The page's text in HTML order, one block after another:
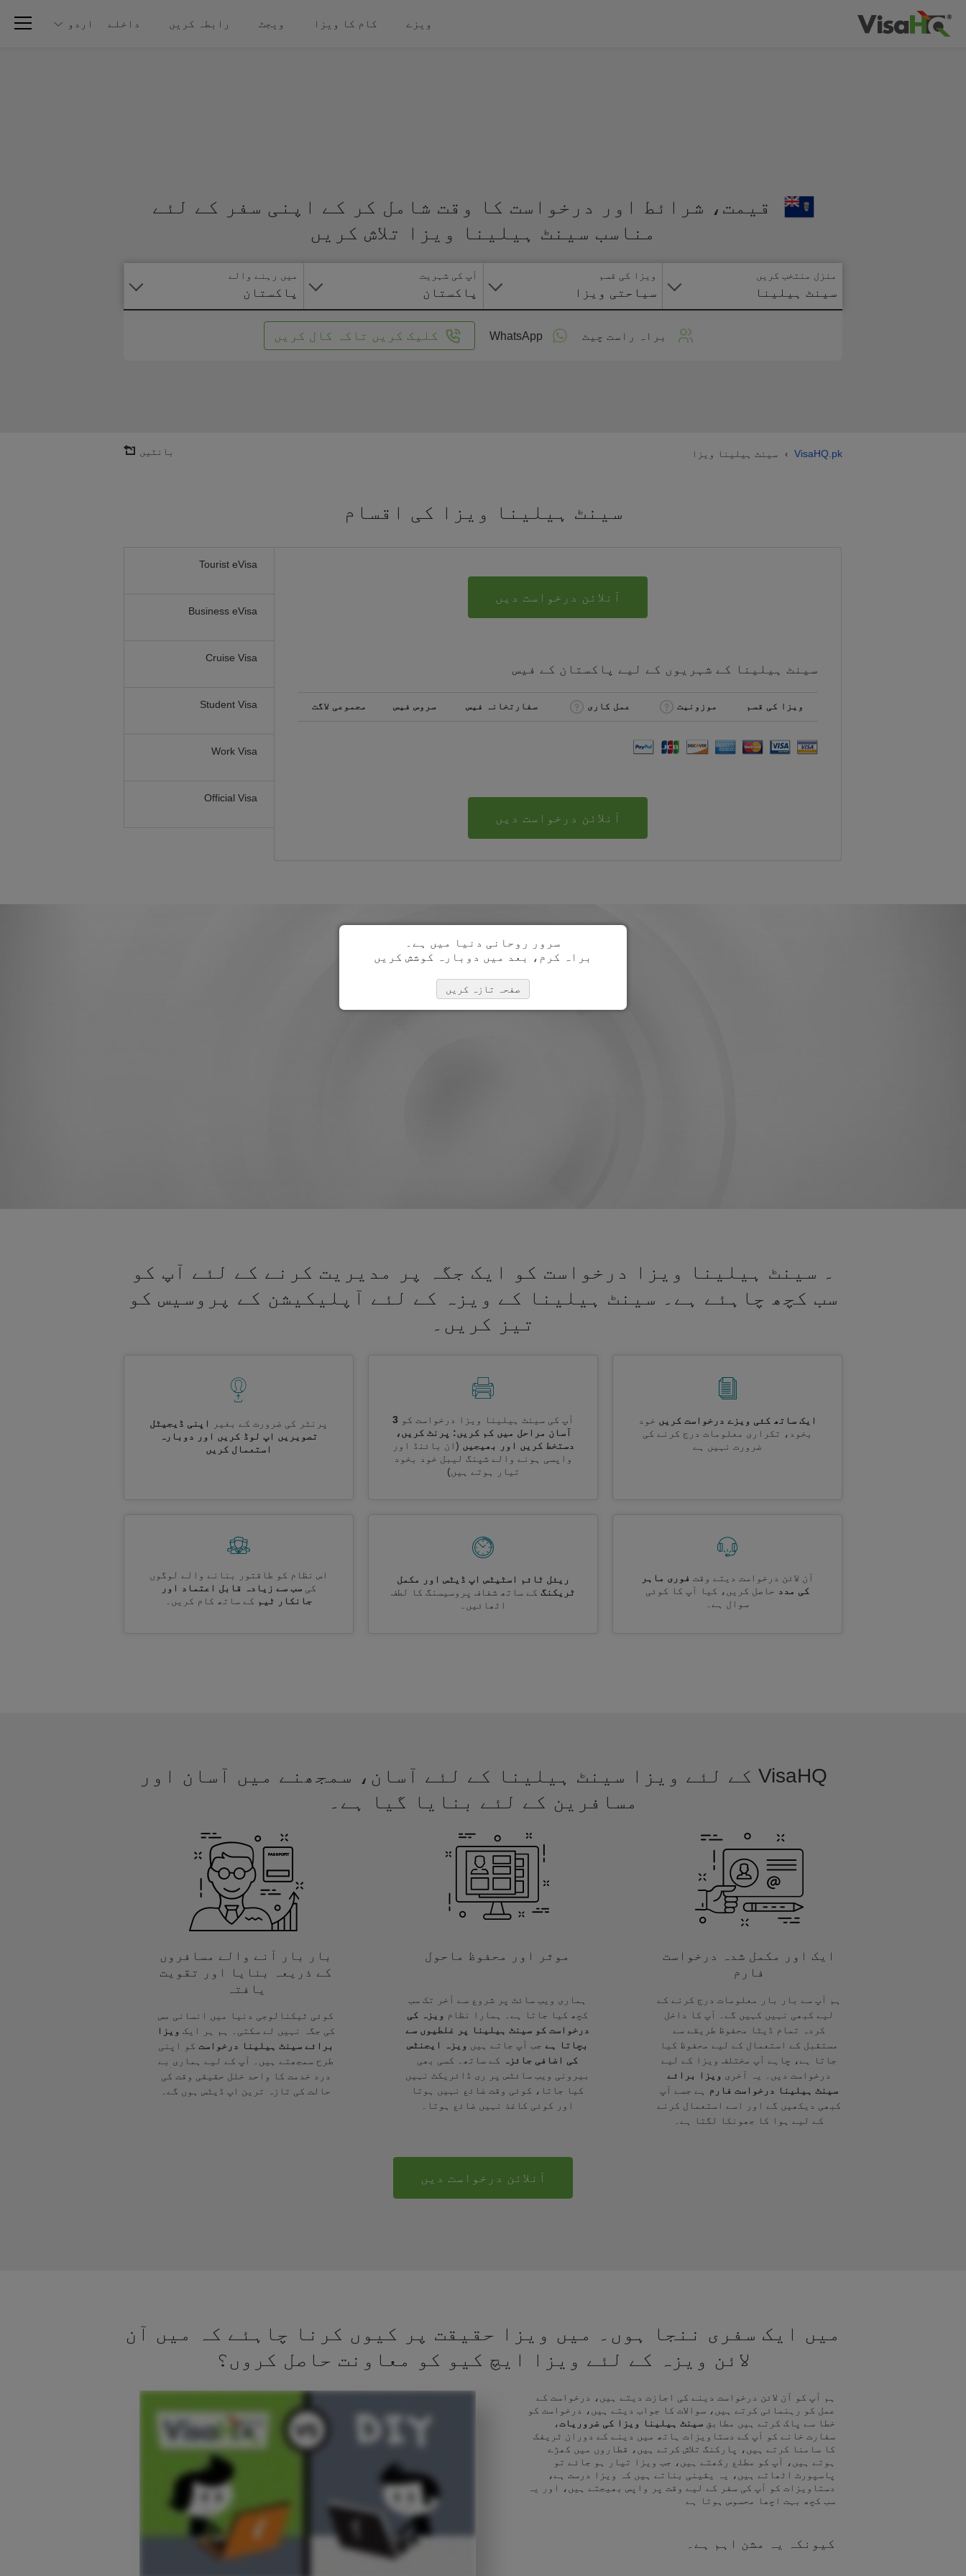
ویزے کام کا ویزا ویجٹ رابطہ کریں داخلے اردو
قیمت، شرائط اور درخواست کا وقت شامل کر کے اپنی سفر کے لئے
مناسب سینٹ ہیلینا ویزا تلاش کریں
منزل منتخب کریں
سینٹ ہیلینا
ویزا کی قسم
سیاحتی ویزا
آپ کی شہریت
پاکستان
میں رہنے والے
پاکستان
براہ راست چیٹ WhatsApp کلیک کریں تاکہ کال کریں
VisaHQ.pk
› سینٹ ہیلینا ویزا بانٹیں
سینٹ ہیلینا ویزا کی اقسام
Tourist eVisa
Business eVisa
Cruise Visa
Student Visa
Work Visa
Official Visa
آنلائن درخواست دیں
سینٹ ہیلینا کے شہریوں کے لیے پاکستان کے فیس
ویزا کی قسم موزونیت عمل کاری سفارتخانہ فیس سروس فیس مجموعی لاگت
آنلائن درخواست دیں
۔ سینٹ ہیلینا ویزا درخواست کو ایک جگہ پر مدیریت کرنے کے لئے آپ کو
سب کچھ چاہئے ہے۔ سینٹ ہیلینا کے ویزہ کے لئے آپلیکیشن کے پروسیس کو
تیز کریں۔
ایک ساتھ کئی ویزے درخواست کریں خود
بخود، تکراری معلومات درج کرنے کی
ضرورت نہیں ہے
آپ کی سینٹ ہیلینا ویزا درخواست کو 3
آسان مراحل میں کم کریں: پرنٹ کریں،
دستخط کریں اور بھیجیں (ان بائنڈ اور
واپسی ہونے والے شپنگ لیبل خود بخود
تیار ہوتے ہیں)
پرنٹر کی ضرورت کے بغیر
اپنی ڈیجیٹل
تصویریں اپ لوڈ کریں اور دوبارہ
استعمال کریں
آن لائن درخواست دیتے وقت فوری ماہر
کی مدد حاصل کریں، کیا آپ کا کوئی
سوال ہے۔
ریئل ٹائم اسٹیٹس اپ ڈیٹس اور مکمل
ٹریکنگ کے ساتھ شفاف پروسیسنگ کا لطف
اٹھائیں۔
اس نظام کو طاقتور بنانے والے لوگوں
کی سب سے زیادہ قابل اعتماد اور
جانکار ٹیم کے ساتھ کام کریں۔
VisaHQ کے لئے ویزا سینٹ ہیلینا کے لئے آسان، سمجھنے میں آسان اور
مسافرین کے لئے بنایا گیا ہے۔
ایک اور مکمل شدہ درخواست
فارم
ہم آپ سے بار بار معلومات درج کرنے کے
لیے کبھی نہیں کہیں گے۔ آپ کا داخل
کردہ تمام ڈیٹا محفوظ طریقے سے
مستقبل کے استعمال کے لیے محفوظ کیا
جاتا ہے، چاہے آپ مختلف ویزا کے لیے
درخواست دیں۔ یہ آخری ویزا برائے
سینٹ ہیلینا درخواست فارم
ہے جسے آپ
کبھی دیکھیں گے اور اسے استعمال کرنے
کے لیے ہوا کا جھونکا لگتا ہے۔
موثر اور محفوظ ماحول
ہماری ویب سائٹ پر شروع سے آخر تک سب
کچھ کیا جاتا ہے۔ ہمارا نظام ویزہ کی
درخواست کو سینٹ ہیلینا پر غلطیوں سے
بچاتا ہے جب آپ جاتے ہیں
ویزہ ایجنٹس
کی اضافی جائزہ
کے ساتھ۔ کسی بھی
بیرونی ویب سائٹس پر ری ڈائریکٹ نہیں
کیا جاتا، کوئی وقت ضائع نہیں ہوتا
اور کوئی کاغذ نہیں ضائع ہوتا۔
بار بار آنے والے مسافروں
کے ذریعہ بنایا اور تقویت
یافتہ
کوئی ٹیکنالوجی دنیا میں انسانی مس
کی جگہ نہیں لے سکتی۔ ہم ہر ایک ویزا
برائے سینٹ ہیلینا درخواست کو اپنی
طرح سمجھتے ہیں۔ آپ کے لیے ہماری بے
درد خدمت کا واحد خلل حقیقی وقت کی
حالت کی تازہ ترین اپ ڈیٹس ہوں گے۔
آنلائن درخواست دیں
میں ایک سفری ننجا ہوں۔ میں ویزا حقیقت پر کیوں کرنا چاہئے کہ میں آن
لائن ویزہ کے لئے ویزا ایچ کیو کو معاونت حاصل کروں؟
ہم آپ کو آن لائن درخواست دینے کی اجازت دیتے ہیں، درخواست کے
عمل کو رہنمائی کرتے ہیں، سوالات کا جواب دیتے ہیں، درخواست کو
خطا سے پاک کرتے ہیں مطابق سینٹ ہیلینا ویزا کی ضروریات،
سفارت خانے کو آپ کے دستاویزات ہاتھ میں دینے کے دوران ٹریفک
کا سامنا کرتے ہیں، پارکنگ تلاش کرتے ہیں، قطاروں میں کھڑے
ہوتے ہیں، آپ کو مطلع رکھتے ہیں، جب ویزا تیار ہو جائے تو
پاسپورٹ اٹھاتے ہیں، یہ یقینی بناتے ہیں کہ ویزا درست ہے،
دستاویزات کو آپ کی سفر کے لیے وقت پر واپس بھیجتے ہیں، اور یہ
سب کچھ بہت اچھا محسوس ہوتا ہے
کیونکہ یہ مشن اہم ہے۔
سرور روحانی دنیا میں ہے۔
براہ کرم، بعد میں دوبارہ کوشش کریں
صفحہ تازہ کریں